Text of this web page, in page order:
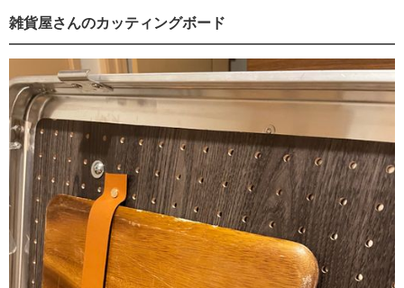
雑貨屋さんのカッティングボード